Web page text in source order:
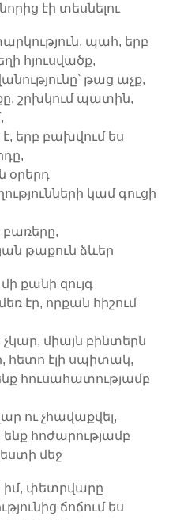
էի տեսնելու
պահ, երբ
հյուսվածք,
թաց աչք,
շրխկում պատին,
երբ բախվում ես
օրերդ
կամ գուցի
բառերը,
թաքուն ձևեր
քանի զույգ
էր, որքան հիշում
չկար, միայն բինտերն
հետո էլի սպիտակ,
հուսահատությամբ
ու չհավաքվել,
հոժարությամբ
մեջ
իմ, փետրվարը
ճոճում ես